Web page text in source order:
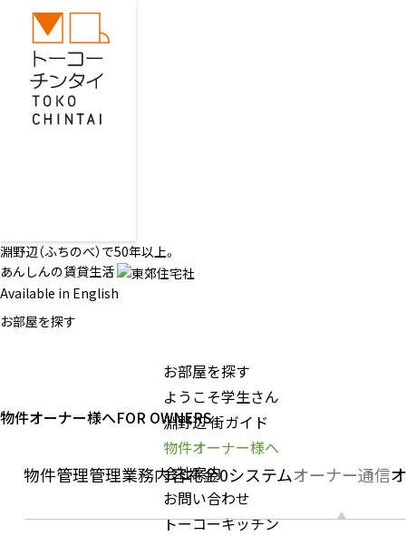
淵野辺（ふちのべ）で50年以上。
あんしんの賃貸生活
Available in English
お部屋を探す
お部屋を探す
ようこそ学生さん
淵野辺 街ガイド
物件オーナー様へ
会社案内
お問い合わせ
トーコーキッチン
物件オーナー様へFOR OWNERS
の物件管理管理業務内容礼金0システムオーナー通信